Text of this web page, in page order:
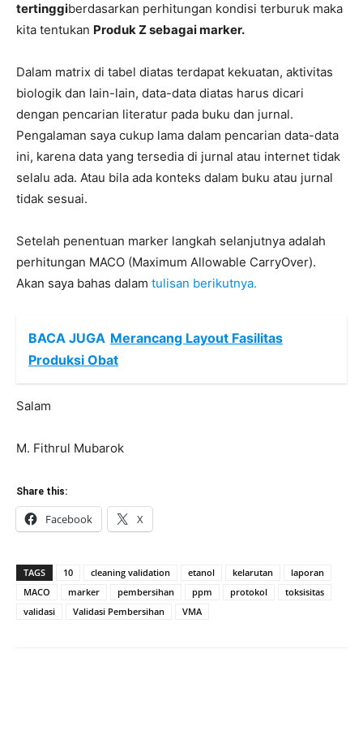
tertinggiberdasarkan perhitungan kondisi terburuk maka
kita tentukan Produk Z sebagai marker.
Dalam matrix di tabel diatas terdapat kekuatan, aktivitas
biologik dan lain-lain, data-data diatas harus dicari
dengan pencarian literatur pada buku dan jurnal.
Pengalaman saya cukup lama dalam pencarian data-data
ini, karena data yang tersedia di jurnal atau internet tidak
selalu ada. Atau bila ada konteks dalam buku atau jurnal
tidak sesuai.
Setelah penentuan marker langkah selanjutnya adalah
perhitungan MACO (Maximum Allowable CarryOver).
Akan saya bahas dalam tulisan berikutnya.
BACA JUGA Merancang Layout Fasilitas
Produksi Obat
Salam
M. Fithrul Mubarok
Share this:
Facebook X
TAGS 10 cleaning validation etanol kelarutan
laporan
MACO
marker pembersihan ppm protokol
toksisitas
validasi
Validasi Pembersihan VMA